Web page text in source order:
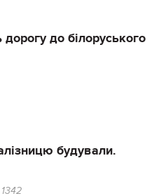
до білоруського
будували.
1342